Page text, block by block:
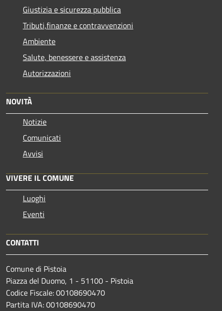
Giustizia e sicurezza pubblica
Tributi,finanze e contravvenzioni
Ambiente
Salute, benessere e assistenza
Autorizzazioni
NOVITÀ
Notizie
Comunicati
Avvisi
VIVERE IL COMUNE
Luoghi
Eventi
CONTATTI
Comune di Pistoia
Piazza del Duomo, 1 - 51100 - Pistoia
Codice Fiscale: 00108690470
Partita IVA: 00108690470